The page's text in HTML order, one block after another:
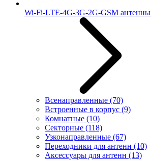
Wi-Fi-LTE-4G-3G-2G-GSM антенны
Всенаправленные (70)
Встроенные в корпус (9)
Комнатные (10)
Секторные (118)
Узконаправленные (67)
Переходники для антенн (10)
Аксессуары для антенн (13)